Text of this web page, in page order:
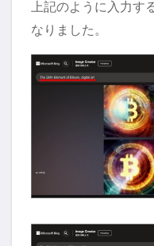
上記のように入力す
なりました。